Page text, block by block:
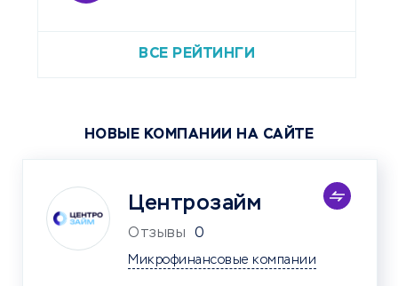
ВСЕ РЕЙТИНГИ
НОВЫЕ КОМПАНИИ НА САЙТЕ
Центрозайм
Отзывы 0
Микрофинансовые компании